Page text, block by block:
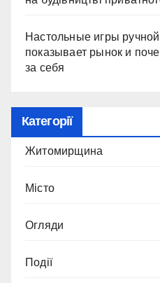
Настольные игры
показывает рынок и
за себя
Категорії
Житомирщина
Місто
Огляди
Події